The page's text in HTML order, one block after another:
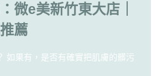
微e美新竹東大店｜
薦
如果有，是否有確實把肌膚的髒污